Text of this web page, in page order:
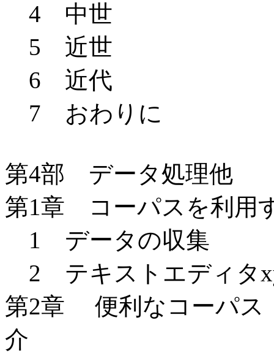
4 中世
5 近世
6 近代
7 おわりに
第4部 データ処理他
第1章 コーパスを利用
1 データの収集
2 テキストエディタ
第2章 便利なコーパス
介